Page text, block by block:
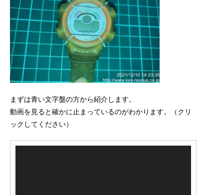
まずは青い文字盤の方から紹介します。
動画を見ると確かに止まっているのがわかります。（クリ
ックしてください）